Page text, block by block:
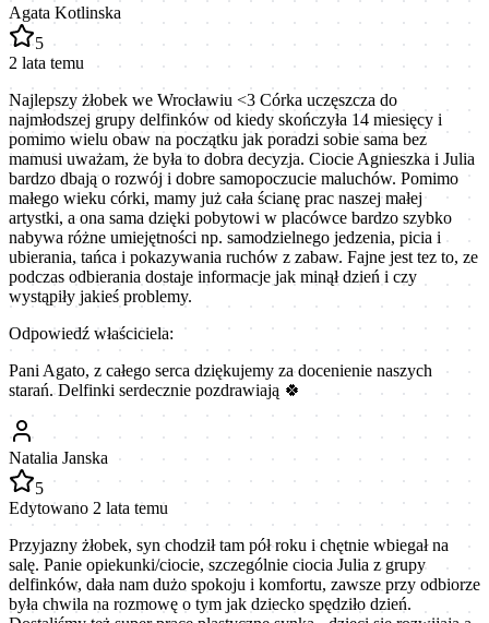
Agata Kotlinska
5
2 lata temu
Najlepszy żłobek we Wrocławiu <3 Córka uczęszcza do
najmłodszej grupy delfinków od kiedy skończyła 14 miesięcy i
pomimo wielu obaw na początku jak poradzi sobie sama bez
mamusi uważam, że była to dobra decyzja. Ciocie Agnieszka i Julia
bardzo dbają o rozwój i dobre samopoczucie maluchów. Pomimo
małego wieku córki, mamy już cała ścianę prac naszej małej
artystki, a ona sama dzięki pobytowi w placówce bardzo szybko
nabywa różne umiejętności np. samodzielnego jedzenia, picia i
ubierania, tańca i pokazywania ruchów z zabaw. Fajne jest tez to, ze
podczas odbierania dostaje informacje jak minął dzień i czy
wystąpiły jakieś problemy.
Odpowiedź właściciela:
Pani Agato, z całego serca dziękujemy za docenienie naszych
starań. Delfinki serdecznie pozdrawiają 🍀
Natalia Janska
5
Edytowano 2 lata temu
Przyjazny żłobek, syn chodził tam pół roku i chętnie wbiegał na
salę. Panie opiekunki/ciocie, szczególnie ciocia Julia z grupy
delfinków, dała nam dużo spokoju i komfortu, zawsze przy odbiorze
była chwila na rozmowę o tym jak dziecko spędziło dzień.